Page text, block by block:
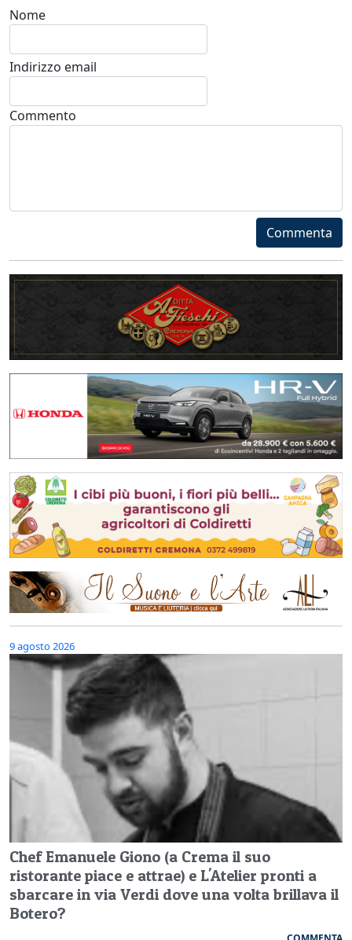
Nome
Indirizzo email
Commento
Commenta
9 agosto 2026
Chef Emanuele Giono (a Crema il suo
ristorante piace e attrae) e L'Atelier pronti a
sbarcare in via Verdi dove una volta brillava il
Botero?